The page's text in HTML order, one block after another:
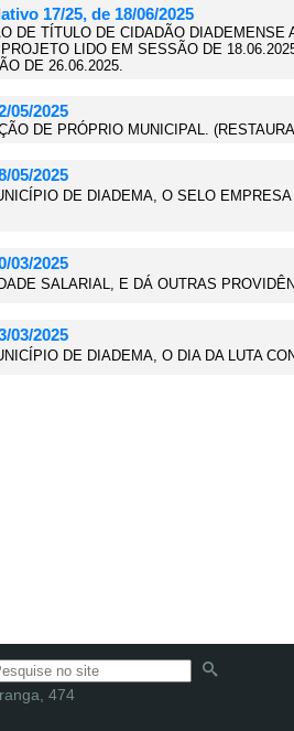
17/25, de 18/06/2025
DE TÍTULO DE CIDADÃO
LIDO EM SESSÃO DE
DE 26.06.2025.
05/2025
DE PRÓPRIO MUNICIPAL.
05/2025
DE DIADEMA, O SELO
03/2025
SALARIAL, E DÁ OUTRAS
03/2025
DE DIADEMA, O DIA DA LUTA
474